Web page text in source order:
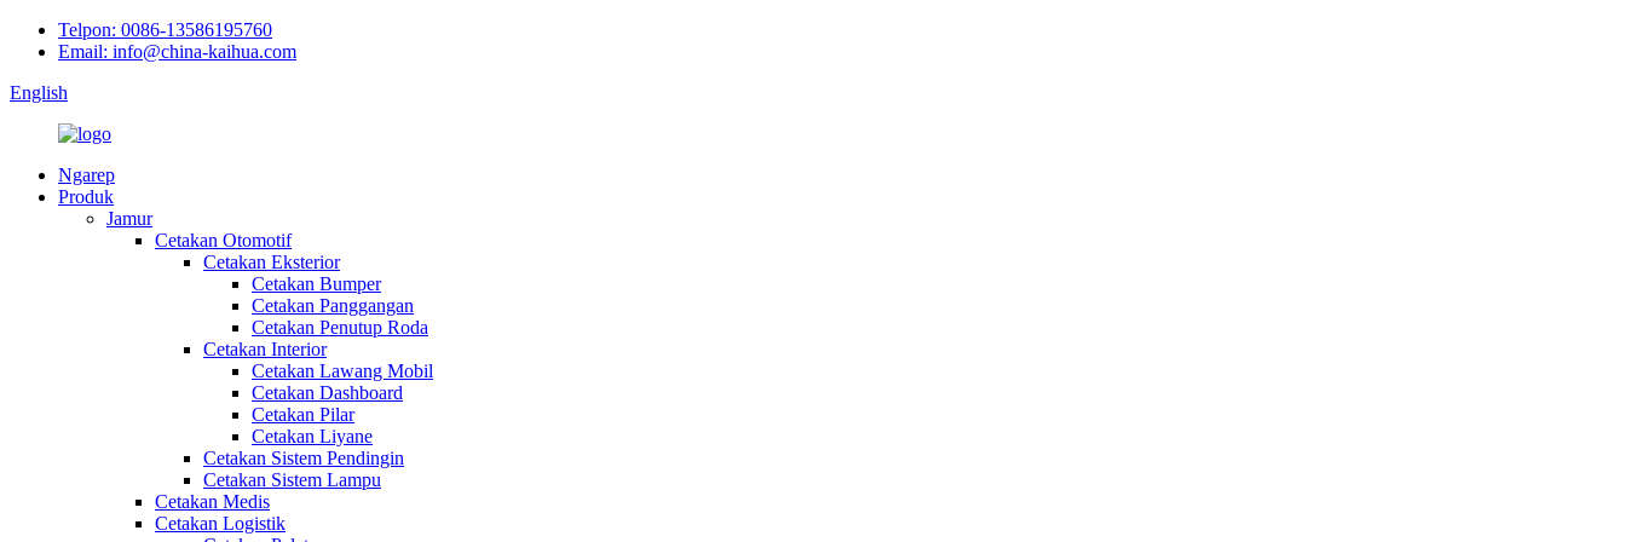
Telpon: 0086-13586195760
Email: info@china-kaihua.com
English
Ngarep
Produk
Jamur
Cetakan Otomotif
Cetakan Eksterior
Cetakan Bumper
Cetakan Panggangan
Cetakan Penutup Roda
Cetakan Interior
Cetakan Lawang Mobil
Cetakan Dashboard
Cetakan Pilar
Cetakan Liyane
Cetakan Sistem Pendingin
Cetakan Sistem Lampu
Cetakan Medis
Cetakan Logistik